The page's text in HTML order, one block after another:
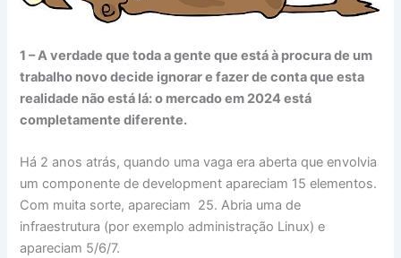
1 – A verdade que toda a gente que está à procura de um
trabalho novo decide ignorar e fazer de conta que esta
realidade não está lá: o mercado em 2024 está
completamente diferente.
Há 2 anos atrás, quando uma vaga era aberta que envolvia
um componente de development apareciam 15 elementos.
Com muita sorte, apareciam 25. Abria uma de
infraestrutura (por exemplo administração Linux) e
apareciam 5/6/7.